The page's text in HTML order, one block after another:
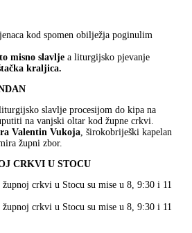
kod spomen obilježja poginulim
misno slavlje a liturgijsko pjevanje
kraljica.
slavlje procesijom do kipa na
na vanjski oltar kod župne crkvi.
Valentin Vukoja, širokobriješki kapelan
župni zbor.
CRKVI U STOCU
crkvi u Stocu su mise u 8, 9:30 i 11
crkvi u Stocu su mise u 8, 9:30 i 11